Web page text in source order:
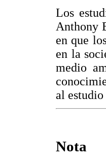
Los
Anthony
en que
en la
medio
al estudio
Nota